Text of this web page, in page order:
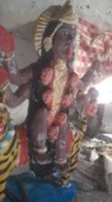
तातोपानी गाउँपालिका